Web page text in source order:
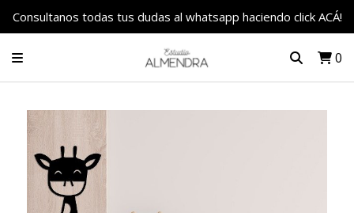
Consultanos todas tus dudas al whatsapp haciendo click ACÁ!
0